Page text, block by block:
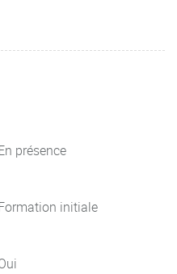
présence
initiale